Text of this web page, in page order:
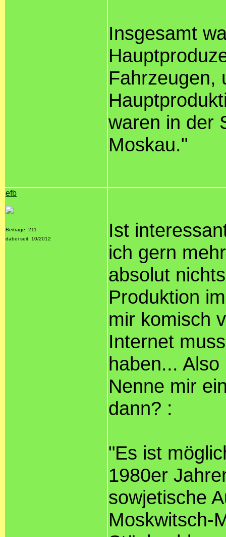
Insgesamt
Fahrzeugen,
waren in der
Moskau."
efb
Beiträge: 211
dabei seit: 10/2012
Ist
ich gern
absolut
Produktion
mir komisch
Internet
haben...
Nenne mir
dann? :
"Es ist
1980er
sowjetische
Moskwitsch-